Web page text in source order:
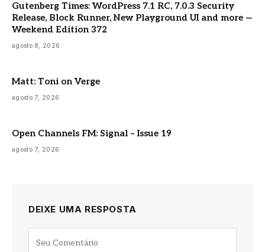
Gutenberg Times: WordPress 7.1 RC, 7.0.3 Security
Release, Block Runner, New Playground UI and more —
Weekend Edition 372
agosto 8, 2026
Matt: Toni on Verge
agosto 7, 2026
Open Channels FM: Signal – Issue 19
agosto 7, 2026
DEIXE UMA RESPOSTA